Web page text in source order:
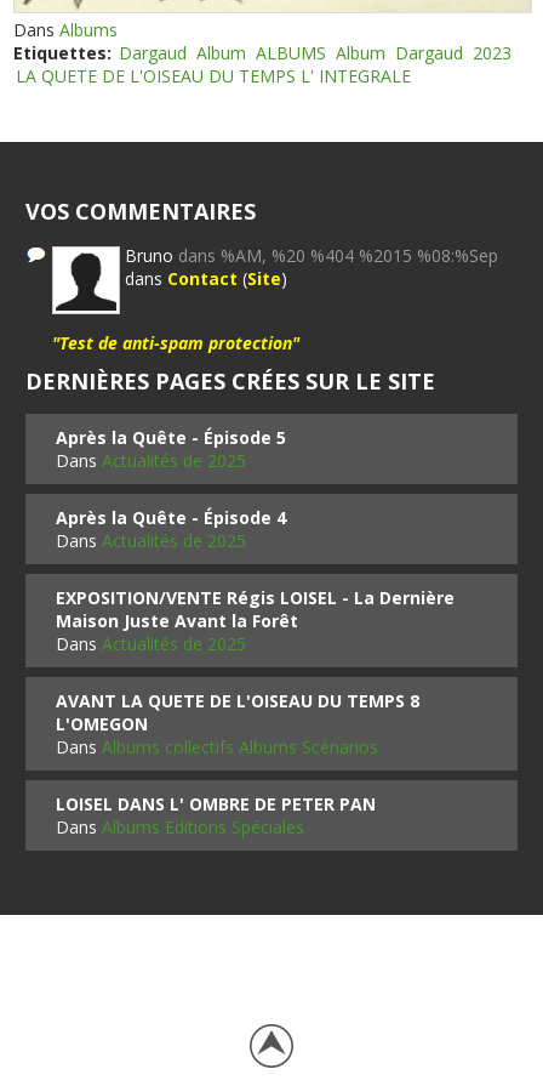
DansAlbums
Etiquettes: Dargaud Album ALBUMS Album Dargaud 2023
LA QUETE DE L'OISEAU DU TEMPS L' INTEGRALE
VOS COMMENTAIRES
Bruno dans %AM, %20 %404 %2015 %08:%Sep
dans Contact (Site)
"Test de anti-spam protection"
DERNIÈRES PAGES CRÉES SUR LE SITE
Après la Quête - Épisode 5
DansActualités de 2025
Après la Quête - Épisode 4
DansActualités de 2025
EXPOSITION/VENTE Régis LOISEL - La Dernière
Maison Juste Avant la Forêt
DansActualités de 2025
AVANT LA QUETE DE L'OISEAU DU TEMPS 8
L'OMEGON
DansAlbums collectifs Albums Scénarios
LOISEL DANS L' OMBRE DE PETER PAN
DansAlbums Editions Spéciales